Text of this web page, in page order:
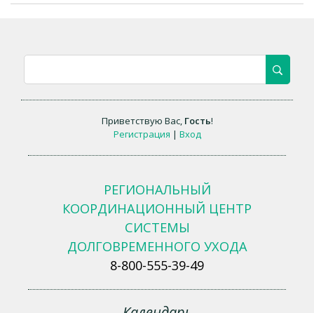
Приветствую Вас, Гость!
Регистрация | Вход
РЕГИОНАЛЬНЫЙ
КООРДИНАЦИОННЫЙ ЦЕНТР
СИСТЕМЫ
ДОЛГОВРЕМЕННОГО УХОДА
8-800-555-39-49